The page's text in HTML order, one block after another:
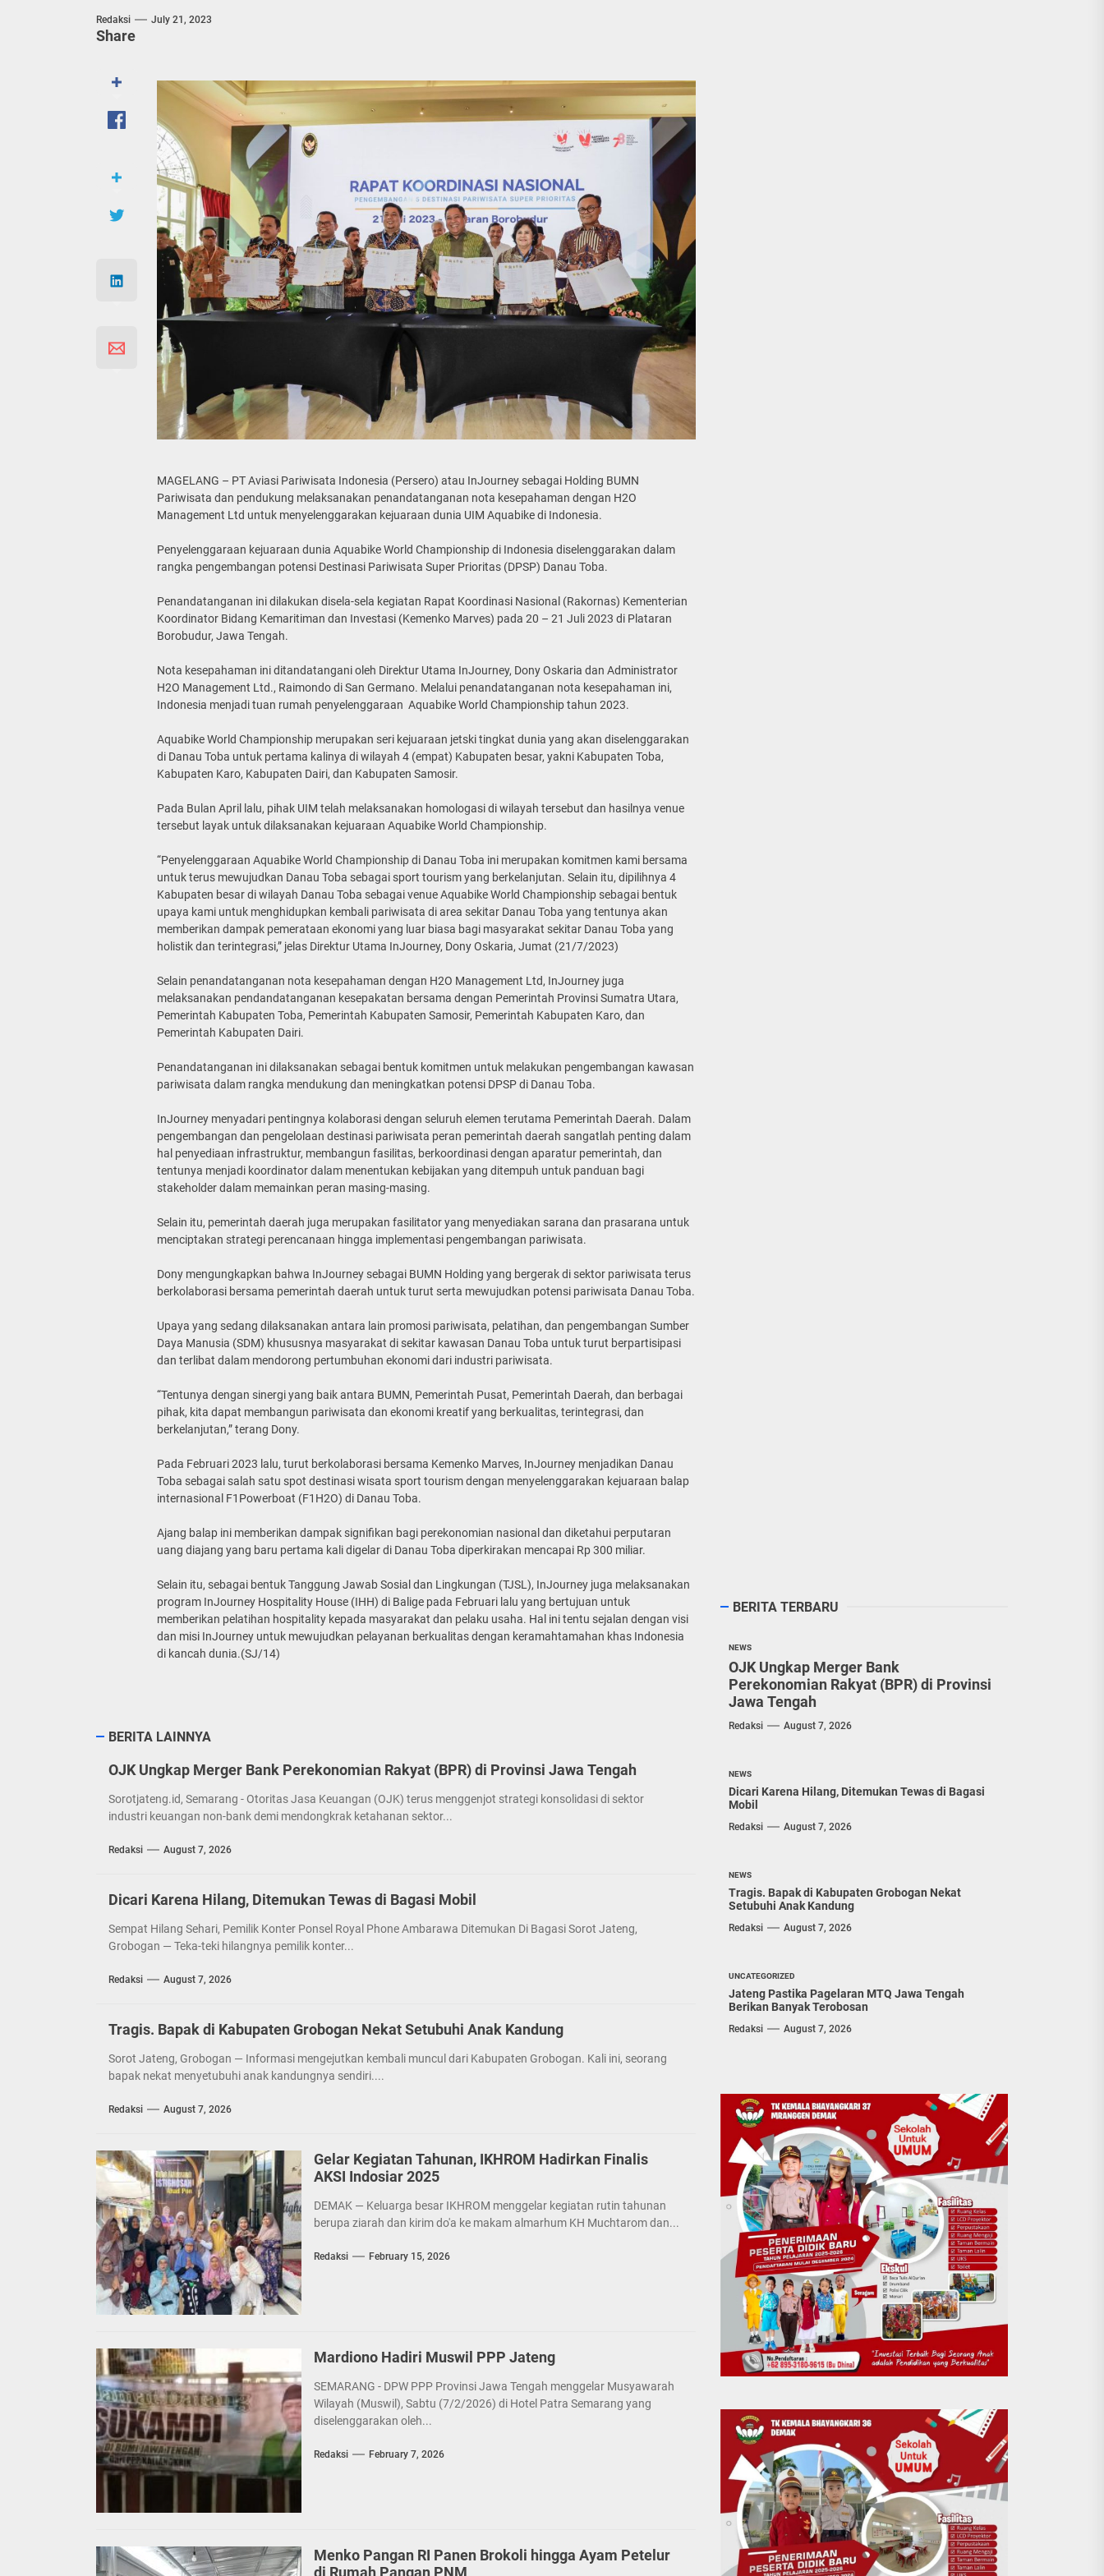
Semarang Jateng Fajar 2026 jadi mesin penggerak UMKM halal, BI bidik ekonomi Syariah
Redaksi July 21, 2023
Share
MAGELANG – PT Aviasi Pariwisata Indonesia (Persero) atau InJourney sebagai Holding BUMN
Pariwisata dan pendukung melaksanakan penandatanganan nota kesepahaman dengan H2O
Management Ltd untuk menyelenggarakan kejuaraan dunia UIM Aquabike di Indonesia.
Penyelenggaraan kejuaraan dunia Aquabike World Championship di Indonesia diselenggarakan dalam
rangka pengembangan potensi Destinasi Pariwisata Super Prioritas (DPSP) Danau Toba.
Penandatanganan ini dilakukan disela-sela kegiatan Rapat Koordinasi Nasional (Rakornas) Kementerian
Koordinator Bidang Kemaritiman dan Investasi (Kemenko Marves) pada 20 – 21 Juli 2023 di Plataran
Borobudur, Jawa Tengah.
Nota kesepahaman ini ditandatangani oleh Direktur Utama InJourney, Dony Oskaria dan Administrator
H2O Management Ltd., Raimondo di San Germano. Melalui penandatanganan nota kesepahaman ini,
Indonesia menjadi tuan rumah penyelenggaraan Aquabike World Championship tahun 2023.
Aquabike World Championship merupakan seri kejuaraan jetski tingkat dunia yang akan diselenggarakan
di Danau Toba untuk pertama kalinya di wilayah 4 (empat) Kabupaten besar, yakni Kabupaten Toba,
Kabupaten Karo, Kabupaten Dairi, dan Kabupaten Samosir.
Pada Bulan April lalu, pihak UIM telah melaksanakan homologasi di wilayah tersebut dan hasilnya venue
tersebut layak untuk dilaksanakan kejuaraan Aquabike World Championship.
“Penyelenggaraan Aquabike World Championship di Danau Toba ini merupakan komitmen kami bersama
untuk terus mewujudkan Danau Toba sebagai sport tourism yang berkelanjutan. Selain itu, dipilihnya 4
Kabupaten besar di wilayah Danau Toba sebagai venue Aquabike World Championship sebagai bentuk
upaya kami untuk menghidupkan kembali pariwisata di area sekitar Danau Toba yang tentunya akan
memberikan dampak pemerataan ekonomi yang luar biasa bagi masyarakat sekitar Danau Toba yang
holistik dan terintegrasi,” jelas Direktur Utama InJourney, Dony Oskaria, Jumat (21/7/2023)
Selain penandatanganan nota kesepahaman dengan H2O Management Ltd, InJourney juga
melaksanakan pendandatanganan kesepakatan bersama dengan Pemerintah Provinsi Sumatra Utara,
Pemerintah Kabupaten Toba, Pemerintah Kabupaten Samosir, Pemerintah Kabupaten Karo, dan
Pemerintah Kabupaten Dairi.
Penandatanganan ini dilaksanakan sebagai bentuk komitmen untuk melakukan pengembangan kawasan
pariwisata dalam rangka mendukung dan meningkatkan potensi DPSP di Danau Toba.
InJourney menyadari pentingnya kolaborasi dengan seluruh elemen terutama Pemerintah Daerah. Dalam
pengembangan dan pengelolaan destinasi pariwisata peran pemerintah daerah sangatlah penting dalam
hal penyediaan infrastruktur, membangun fasilitas, berkoordinasi dengan aparatur pemerintah, dan
tentunya menjadi koordinator dalam menentukan kebijakan yang ditempuh untuk panduan bagi
stakeholder dalam memainkan peran masing-masing.
Selain itu, pemerintah daerah juga merupakan fasilitator yang menyediakan sarana dan prasarana untuk
menciptakan strategi perencanaan hingga implementasi pengembangan pariwisata.
Dony mengungkapkan bahwa InJourney sebagai BUMN Holding yang bergerak di sektor pariwisata terus
berkolaborasi bersama pemerintah daerah untuk turut serta mewujudkan potensi pariwisata Danau Toba.
Upaya yang sedang dilaksanakan antara lain promosi pariwisata, pelatihan, dan pengembangan Sumber
Daya Manusia (SDM) khususnya masyarakat di sekitar kawasan Danau Toba untuk turut berpartisipasi
dan terlibat dalam mendorong pertumbuhan ekonomi dari industri pariwisata.
“Tentunya dengan sinergi yang baik antara BUMN, Pemerintah Pusat, Pemerintah Daerah, dan berbagai
pihak, kita dapat membangun pariwisata dan ekonomi kreatif yang berkualitas, terintegrasi, dan
berkelanjutan,” terang Dony.
Pada Februari 2023 lalu, turut berkolaborasi bersama Kemenko Marves, InJourney menjadikan Danau
Toba sebagai salah satu spot destinasi wisata sport tourism dengan menyelenggarakan kejuaraan balap
internasional F1Powerboat (F1H2O) di Danau Toba.
Ajang balap ini memberikan dampak signifikan bagi perekonomian nasional dan diketahui perputaran
uang diajang yang baru pertama kali digelar di Danau Toba diperkirakan mencapai Rp 300 miliar.
Selain itu, sebagai bentuk Tanggung Jawab Sosial dan Lingkungan (TJSL), InJourney juga melaksanakan
program InJourney Hospitality House (IHH) di Balige pada Februari lalu yang bertujuan untuk
memberikan pelatihan hospitality kepada masyarakat dan pelaku usaha. Hal ini tentu sejalan dengan visi
dan misi InJourney untuk mewujudkan pelayanan berkualitas dengan keramahtamahan khas Indonesia
di kancah dunia.(SJ/14)
BERITA LAINNYA
OJK Ungkap Merger Bank Perekonomian Rakyat (BPR) di Provinsi Jawa Tengah
Sorotjateng.id, Semarang - Otoritas Jasa Keuangan (OJK) terus menggenjot strategi konsolidasi di sektor
industri keuangan non-bank demi mendongkrak ketahanan sektor...
Redaksi August 7, 2026
Dicari Karena Hilang, Ditemukan Tewas di Bagasi Mobil
Sempat Hilang Sehari, Pemilik Konter Ponsel Royal Phone Ambarawa Ditemukan Di Bagasi Sorot Jateng,
Grobogan — Teka-teki hilangnya pemilik konter...
Redaksi August 7, 2026
Tragis. Bapak di Kabupaten Grobogan Nekat Setubuhi Anak Kandung
Sorot Jateng, Grobogan — Informasi mengejutkan kembali muncul dari Kabupaten Grobogan. Kali ini, seorang
bapak nekat menyetubuhi anak kandungnya sendiri....
Redaksi August 7, 2026
Gelar Kegiatan Tahunan, IKHROM Hadirkan Finalis
AKSI Indosiar 2025
DEMAK — Keluarga besar IKHROM menggelar kegiatan rutin tahunan
berupa ziarah dan kirim do'a ke makam almarhum KH Muchtarom dan...
Redaksi February 15, 2026
Mardiono Hadiri Muswil PPP Jateng
SEMARANG - DPW PPP Provinsi Jawa Tengah menggelar Musyawarah
Wilayah (Muswil), Sabtu (7/2/2026) di Hotel Patra Semarang yang
diselenggarakan oleh...
Redaksi February 7, 2026
Menko Pangan RI Panen Brokoli hingga Ayam Petelur
di Rumah Pangan PNM
BERITA TERBARU
NEWS
OJK Ungkap Merger Bank
Perekonomian Rakyat (BPR) di Provinsi
Jawa Tengah
Redaksi August 7, 2026
NEWS
Dicari Karena Hilang, Ditemukan Tewas di Bagasi
Mobil
Redaksi August 7, 2026
NEWS
Tragis. Bapak di Kabupaten Grobogan Nekat
Setubuhi Anak Kandung
Redaksi August 7, 2026
UNCATEGORIZED
Jateng Pastika Pagelaran MTQ Jawa Tengah
Berikan Banyak Terobosan
Redaksi August 7, 2026